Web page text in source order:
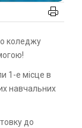
1-е місце в
навчальних
до